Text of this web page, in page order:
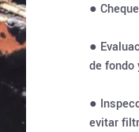
●
●
de fondo
●
evitar